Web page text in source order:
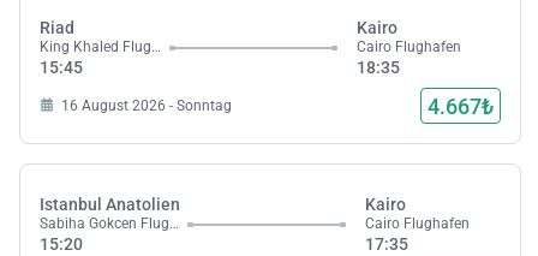
Riad
King Khaled Flughafen
15:45
Kairo
Cairo Flughafen
18:35
16 August 2026 - Sonntag 4.667₺
Istanbul Anatolien
Sabiha Gokcen Flughafen
15:20
Kairo
Cairo Flughafen
17:35